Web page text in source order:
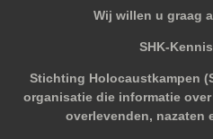
Wij willen u graag
SHK-
Stichting Holocaustkampen
organisatie die informatie
overlevenden, nazaten